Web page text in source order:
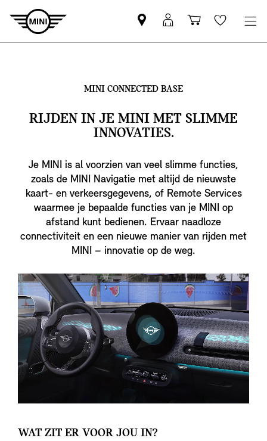
Vind
een
MyMini
login
Wishlist
MINI CONNECTED BASE
RIJDEN IN JE MINI MET SLIMME
INNOVATIES.
Je MINI is al voorzien van veel slimme functies,
zoals de MINI Navigatie met altijd de nieuwste
kaart- en verkeersgegevens, of Remote Services
waarmee je bepaalde functies van je MINI op
afstand kunt bedienen. Ervaar naadloze
connectiviteit en een nieuwe manier van rijden met
MINI – innovatie op de weg.
WAT ZIT ER VOOR JOU IN?